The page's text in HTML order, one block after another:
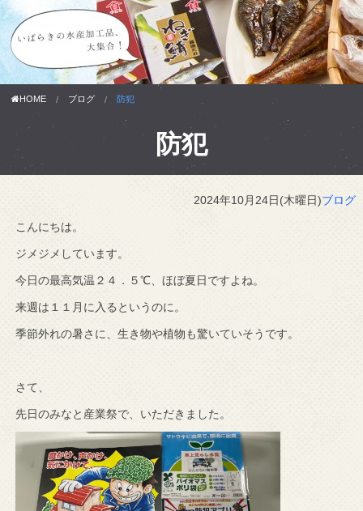
HOME ブログ 防犯
防犯
2024年10月24日(木曜日)ブログ
こんにちは。
ジメジメしています。
今日の最高気温２４．５℃、ほぼ夏日ですよね。
来週は１１月に入るというのに。
季節外れの暑さに、生き物や植物も驚いていそうです。
さて、
先日のみなと産業祭で、いただきました。